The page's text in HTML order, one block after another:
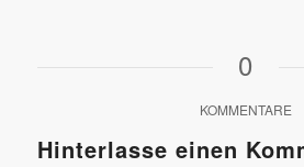
0
KOMMENTARE
Hinterlasse einen